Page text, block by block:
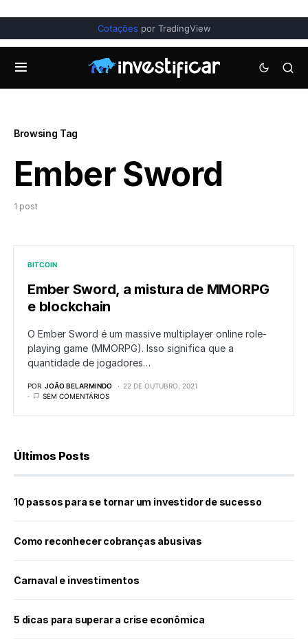
Cotações por TradingView
Browsing Tag
Ember Sword
1 post
BITCOIN
Ember Sword, a mistura de MMORPG
e blockchain
O Ember Sword é um massive multiplayer online role-
playing game (MMORPG). Isso significa que a
quantidade de jogadores…
POR JOÃO BELARMINDO
22 DE OUTUBRO, 2021
SEM COMENTÁRIOS
Últimos Posts
10 passos para se tornar um investidor de sucesso
Como reconhecer cobranças abusivas
Carnaval e investimentos
5 dicas para superar a crise econômica